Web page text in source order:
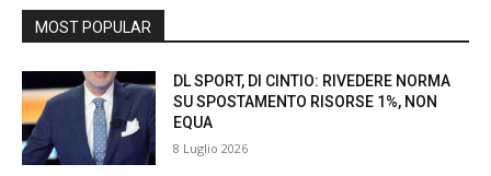
MOST POPULAR
DL SPORT, DI CINTIO: RIVEDERE NORMA
SU SPOSTAMENTO RISORSE 1%, NON
EQUA
8 Luglio 2026